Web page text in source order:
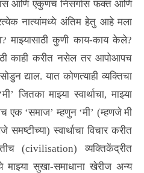
आणि एकुणच निसर्गास फक्त आणि
नात्यांमध्ये अंतिम हेतु आहे मला
माझ्यासाठी कुणी काय-काय केले?
काही करीत नसेल तर आपोआपच
द्याल. यात कोणत्याही व्यक्तिचा
जितका माझ्या स्वार्थाचा, माझ्या
एक ‘समाज’ म्हणुन ‘मी’ (म्हणजे मी
स्वार्थाचा विचार करीत
(civilisation) व्यक्तिकेंद्रीत
सुखा-समाधाना खेरीज अन्य